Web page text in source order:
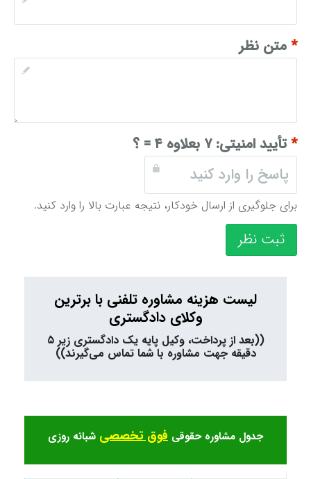
*متن نظر
*تأیید امنیتی:۷ بعلاوه ۴ = ؟
برای جلوگیری از ارسال خودکار، نتیجه عبارت بالا را وارد کنید.
ثبت نظر
لیست هزینه مشاوره تلفنی با برترین
وکلای دادگستری
((بعد از پرداخت، وکیل پایه یک دادگستری زیر ۵
دقیقه جهت مشاوره با شما تماس می‌گیرند))
جدول مشاوره حقوقی فوق تخصصی شبانه روزی